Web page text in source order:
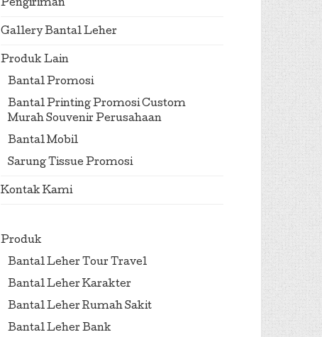
Pengiriman
Gallery Bantal Leher
Produk Lain
Bantal Promosi
Bantal Printing Promosi Custom
Murah Souvenir Perusahaan
Bantal Mobil
Sarung Tissue Promosi
Kontak Kami
Produk
Bantal Leher Tour Travel
Bantal Leher Karakter
Bantal Leher Rumah Sakit
Bantal Leher Bank